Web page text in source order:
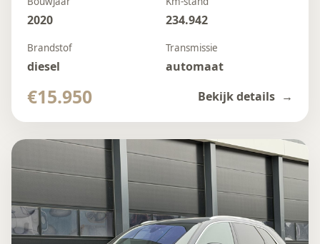
2020 234.942
Brandstof
diesel
Transmissie
automaat
€15.950 Bekijk details